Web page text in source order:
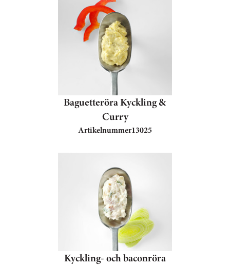
Baguetteröra Kyckling &
Curry
Artikelnummer13025
Kyckling- och baconröra